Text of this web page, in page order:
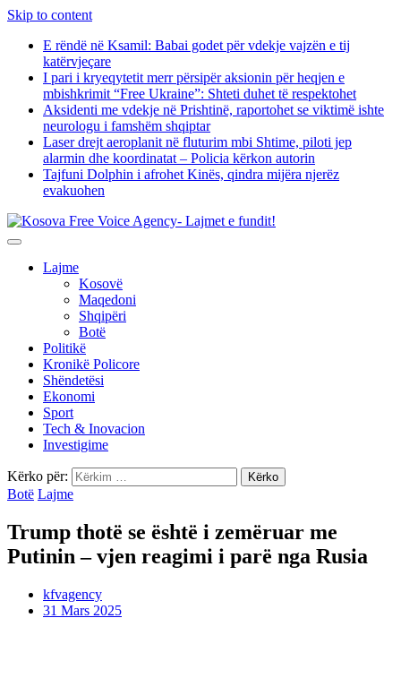
Skip to content
E rëndë në Ksamil: Babai godet për vdekje vajzën e tij
katërvjeçare
I pari i kryeqytetit merr përsipër aksionin për heqjen e
mbishkrimit “Free Ukraine”: Shteti duhet të respektohet
Aksidenti me vdekje në Prishtinë, raportohet se viktimë ishte
neurologu i famshëm shqiptar
Laser drejt aeroplanit në fluturim mbi Shtime, piloti jep
alarmin dhe koordinatat – Policia kërkon autorin
Tajfuni Dolphin i afrohet Kinës, qindra mijëra njerëz
evakuohen
Lajme
Kosovë
Maqedoni
Shqipëri
Botë
Politikë
Kronikë Policore
Shëndetësi
Ekonomi
Sport
Tech & Inovacion
Investigime
Kërko për:
Botë Lajme
Trump thotë se është i zemëruar me
Putinin – vjen reagimi i parë nga Rusia
kfvagency
31 Mars 2025